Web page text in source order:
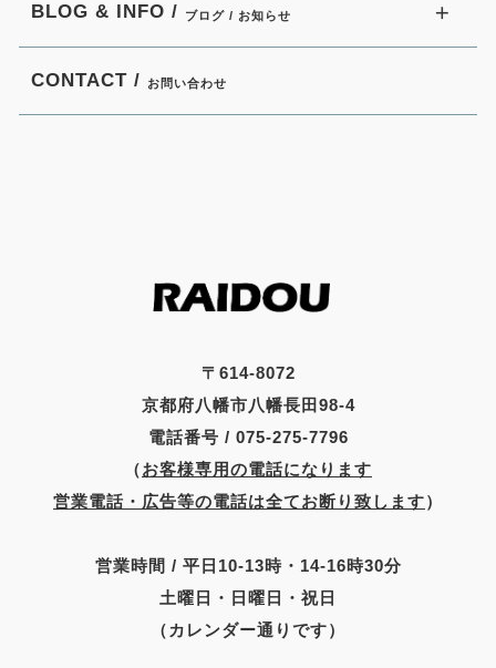
〒614-8072
京都府八幡市八幡長田98-4
電話番号 / 075-275-7796
（お客様専用の電話になります
営業電話・広告等の電話は全てお断り致します）
営業時間 / 平日10-13時・14-16時30分
土曜日・日曜日・祝日
（カレンダー通りです）
BLOG & INFO / ブログ / お知らせ
CONTACT / お問い合わせ